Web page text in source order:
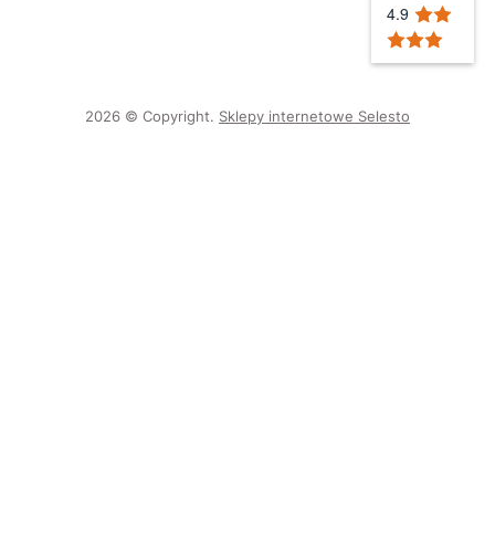
4.9
2026 © Copyright. Sklepy internetowe Selesto